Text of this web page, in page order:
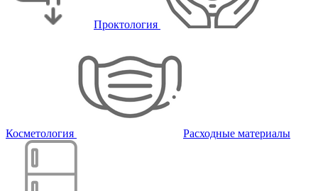
Проктология
Косметология Расходные материалы